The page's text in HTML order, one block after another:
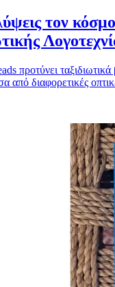
τον
προτύνει ταξιδιωτικά
από διαφορετικές